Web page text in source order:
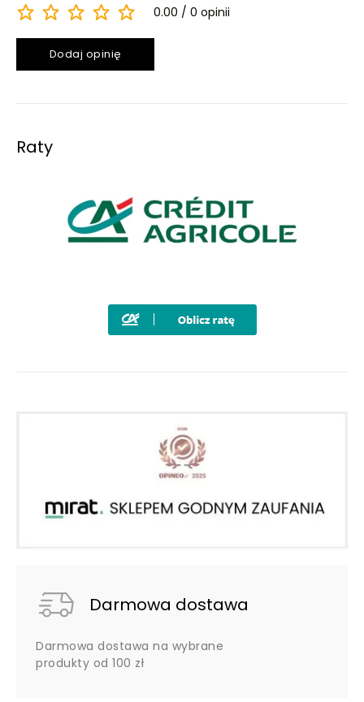
0.00 0 opinii
Dodaj opinię
Raty
Darmowa dostawa
Darmowa dostawa na wybrane
produkty od 100 zł